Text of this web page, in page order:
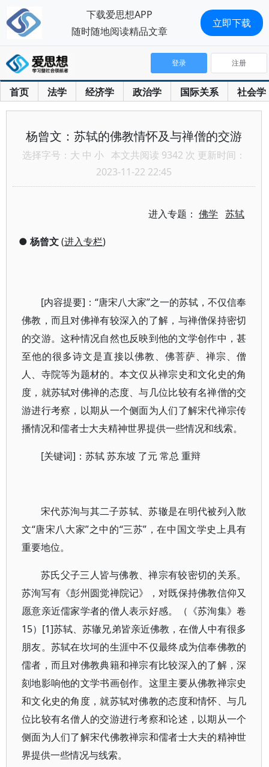
首页 法学 经济学 政治学 国际关系 社会学
登录 注册
杨曾文：苏轼的佛教情怀及与禅僧的交游
选择字号： 大 中 小 本文共阅读 9342 次 更新时间：
2023-11-22 22:45
进入专题：佛学 苏轼
● 杨曾文(进入专栏)
[内容提要]：“唐宋八大家”之一的苏轼，不仅信奉
佛教，而且对佛禅有较深入的了解，与禅僧保持密切
的交游。这种情况自然也反映到他的文学创作中，甚
至他的很多诗文是直接以佛教、佛菩萨、禅宗、僧
人、寺院等为题材的。本文仅从禅宗史和文化史的角
度，就苏轼对佛禅的态度、与几位比较有名禅僧的交
游进行考察，以期从一个侧面为人们了解宋代禅宗传
播情况和儒者士大夫精神世界提供一些情况和线索。
[关键词]：苏轼 苏东坡 了元 常总 重辩
宋代苏洵与其二子苏轼、苏辙是在明代被列入散
文“唐宋八大家”之中的“三苏”，在中国文学史上具有
重要地位。
苏氏父子三人皆与佛教、禅宗有较密切的关系。
苏洵写有《彭州圆觉禅院记》，对既保持佛教信仰又
愿意亲近儒家学者的僧人表示好感。（《苏洵集》卷
15）[1]苏轼、苏辙兄弟皆亲近佛教，在僧人中有很多
朋友。苏轼在坎坷的生涯中不仅最终成为信奉佛教的
儒者，而且对佛教典籍和禅宗有比较深入的了解，深
刻地影响他的文学书画创作。这里主要从佛教禅宗史
和文化史的角度，就苏轼对佛教的态度和情怀、与几
位比较有名僧人的交游进行考察和论述，以期从一个
侧面为人们了解宋代佛教禅宗和儒者士大夫的精神世
界提供一些情况与线索。
下载爱思想APP
随时随地阅读精品文章
立即下载